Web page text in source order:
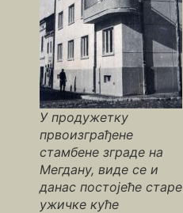
У продужетку
првоизграђене
стамбене зграде на
Мегдану, виде се и
данас постојеће старе
ужичке куће